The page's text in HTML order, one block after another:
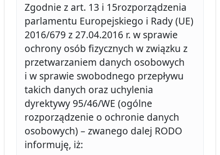
Zgodnie z art. 13 i 15rozporządzenia
parlamentu Europejskiego i Rady (UE)
2016/679 z 27.04.2016 r. w sprawie
ochrony osób fizycznych w związku z
przetwarzaniem danych osobowych
i w sprawie swobodnego przepływu
takich danych oraz uchylenia
dyrektywy 95/46/WE (ogólne
rozporządzenie o ochronie danych
osobowych) – zwanego dalej RODO
informuję, iż: